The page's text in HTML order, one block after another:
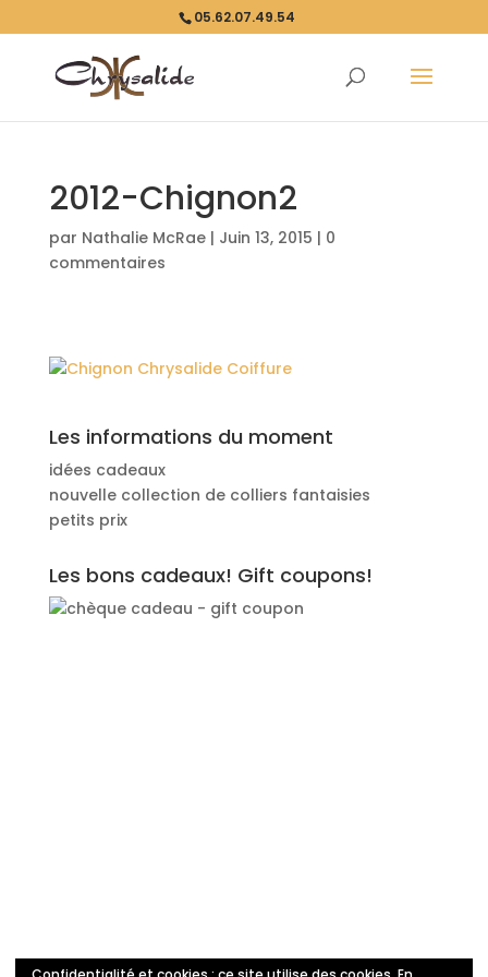
05.62.07.49.54
2012-Chignon2
par Nathalie McRae| Juin 13, 2015 | 0
commentaires
Les informations du moment
idées cadeaux
nouvelle collection de colliers fantaisies
petits prix
Les bons cadeaux! Gift coupons!